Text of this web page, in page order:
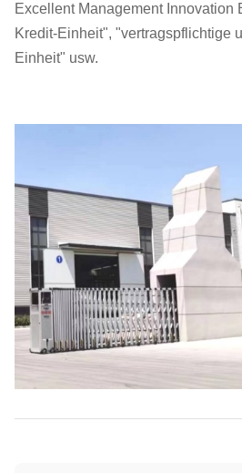
Excellent Management Innovation
Kredit-Einheit", "vertragspflichtige
Einheit" usw.